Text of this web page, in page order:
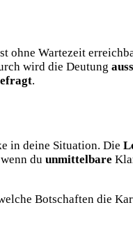
ohne Wartezeit
wird die Deutung
.
in deine Situation. Die
du unmittelbare
Botschaften die